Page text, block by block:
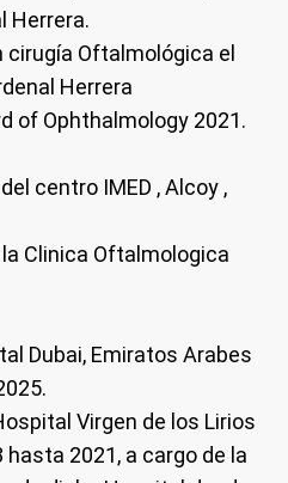
Herrera.
cirugía Oftalmológica el
Herrera
of Ophthalmology 2021.
centro IMED , Alcoy ,
Clinica Oftalmologica
Dubai, Emiratos Arabes
Virgen de los Lirios
2021, a cargo de la